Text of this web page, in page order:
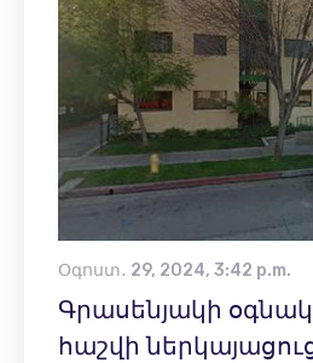
Օգոստ․ 29, 2024, 3:42 p.m.
Գրասենյակի
հաշվի